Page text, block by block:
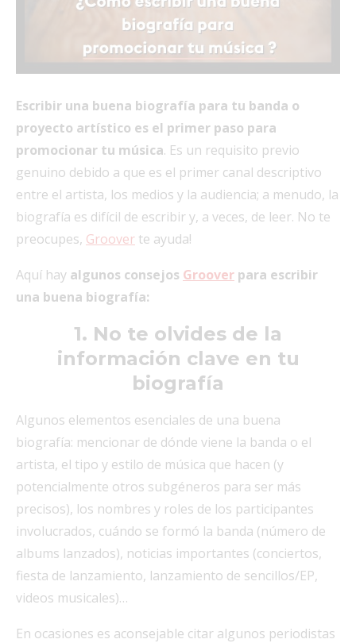
Escribir una buena biografía para tu banda o
proyecto artístico es el primer paso para
promocionar tu música. Es un requisito previo
genuino debido a que es el primer canal descriptivo
entre el artista, los medios y la audiencia; a menudo, la
biografía es difícil de escribir y, a veces, de leer. No te
preocupes, Groover te ayuda!
Aquí hay algunos consejos Groover para escribir
una buena biografía:
1. No te olvides de la
información clave en tu
biografía
Algunos elementos esenciales de una buena
biografía: mencionar de dónde viene la banda o el
artista, el tipo y estilo de música que hacen (y
potencialmente otros subgéneros para ser más
precisos), los nombres y roles de los participantes
involucrados, cuándo se formó la banda (número de
albums lanzados), noticias importantes (conciertos,
fiesta de lanzamiento, lanzamiento de sencillos/EP,
videos musicales)…
En ocasiones es aconsejable citar algunos periodistas